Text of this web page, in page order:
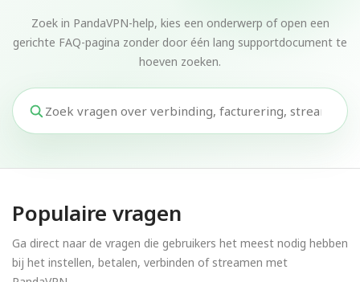
Zoek in PandaVPN-help, kies een onderwerp of open een
gerichte FAQ-pagina zonder door één lang supportdocument te
hoeven zoeken.
Populaire vragen
Ga direct naar de vragen die gebruikers het meest nodig hebben
bij het instellen, betalen, verbinden of streamen met